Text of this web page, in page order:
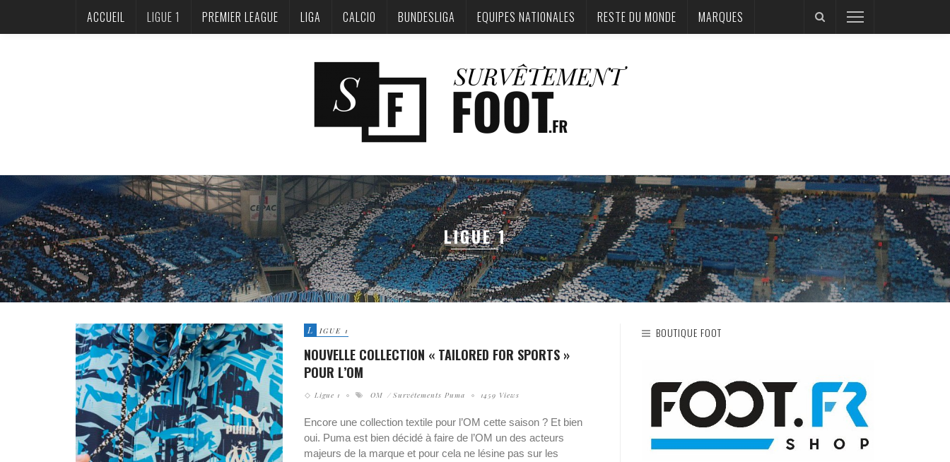
ACCUEIL LIGUE 1 PREMIER LEAGUE LIGA CALCIO BUNDESLIGA‎ EQUIPES NATIONALES RESTE DU MONDE MARQUES
LIGUE 1
L IGUE 1
NOUVELLE COLLECTION « TAILORED FOR SPORTS »
POUR L’OM
Ligue 1 OM Survêtements Puma 1459 Views
Encore une collection textile pour l’OM cette saison ? Et bien
oui. Puma est bien décidé à faire de l’OM un des acteurs
majeurs de la marque et pour cela ne lésine pas sur les
BOUTIQUE FOOT